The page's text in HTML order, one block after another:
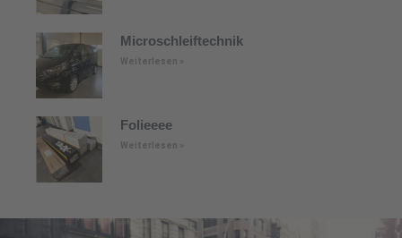
Microschleiftechnik
Weiterlesen »
Folieeee
Weiterlesen »